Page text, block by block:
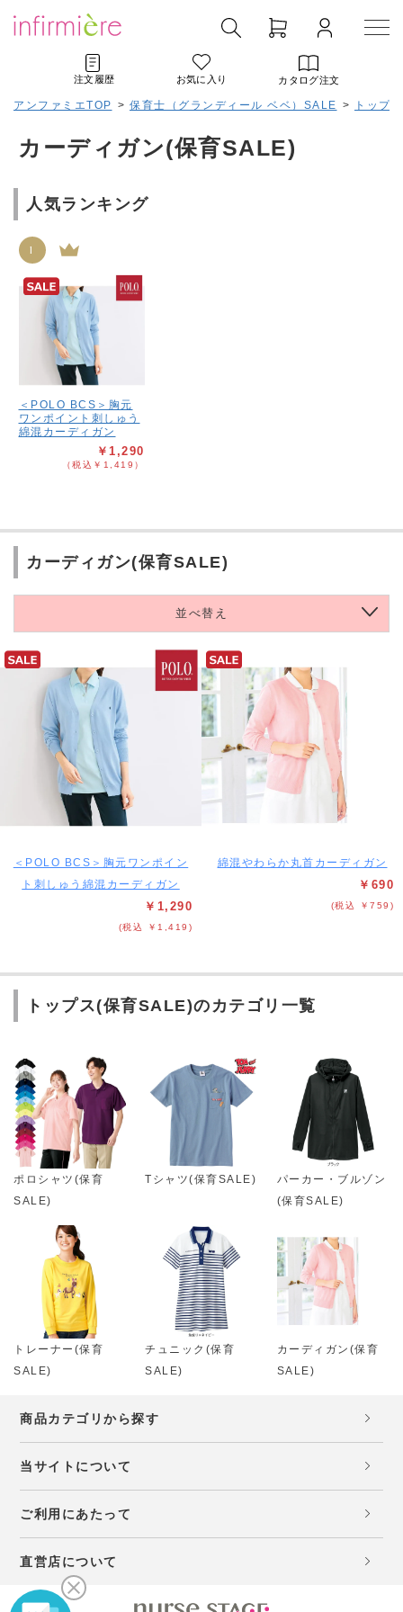
注文履歴 お気に入り カタログ注文
アンファミエTOP > 保育士（グランディール ベベ）SALE > トップ
カーディガン(保育SALE)
人気ランキング
1
＜POLO BCS＞胸元
ワンポイント刺しゅう
綿混カーディガン
￥1,290
（税込￥1,419）
カーディガン(保育SALE)
並べ替え
＜POLO BCS＞胸元ワンポイン
ト刺しゅう綿混カーディガン
￥1,290
(税込 ￥1,419)
綿混やわらか丸首カーディガン
￥690
(税込 ￥759)
トップス(保育SALE)のカテゴリ一覧
ポロシャツ(保育
SALE)
Tシャツ(保育SALE)
パーカー・ブルゾン
(保育SALE)
トレーナー(保育
SALE)
チュニック(保育
SALE)
カーディガン(保育
SALE)
商品カテゴリから探す
当サイトについて
ご利用にあたって
直営店について